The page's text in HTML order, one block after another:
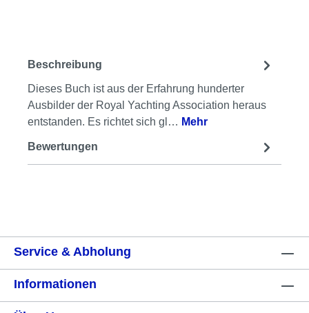
Beschreibung
Dieses Buch ist aus der Erfahrung hunderter
Ausbilder der Royal Yachting Association heraus
entstanden. Es richtet sich gl… Mehr
Bewertungen
Service & Abholung
Informationen